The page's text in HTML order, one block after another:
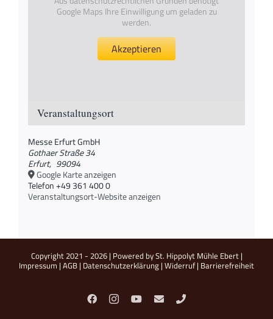
Veranstaltungsort
Messe Erfurt GmbH
Gothaer Straße 34
Erfurt, 99094
Google Karte anzeigen
Telefon+49 361 400 0
Veranstaltungsort-Website anzeigen
Google Maps Ihre Einwilligung um geladen zu
werden.
Akzeptieren
Copyright 2021 - 2026 | Powered by St. Hippolyt Mühle Ebert |
Impressum |AGB| Datenschutzerklärung|Widerruf| Barrierefreiheit
FacebookInstagramYouTube
E-
Telefon